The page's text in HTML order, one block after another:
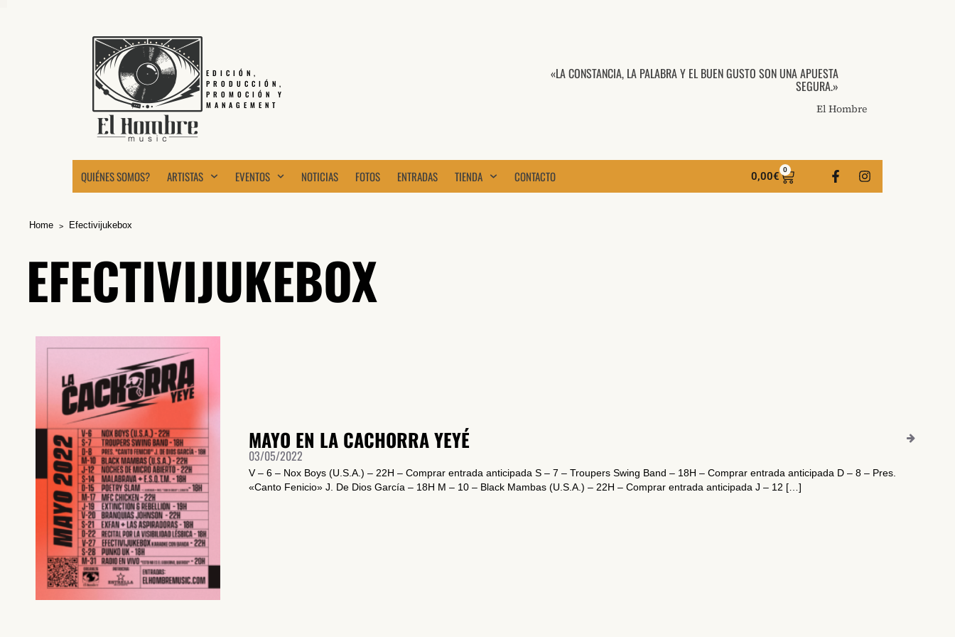
EDICIÓN,
PRODUCCIÓN,
PROMOCIÓN Y
MANAGEMENT
«LA CONSTANCIA, LA PALABRA Y EL BUEN GUSTO SON UNA APUESTA
SEGURA.»
El Hombre
QUIÉNES SOMOS? ARTISTAS EVENTOS NOTICIAS FOTOS ENTRADAS TIENDA CONTACTO 0,00€
0
Home Efectivijukebox
EFECTIVIJUKEBOX
MAYO EN LA CACHORRA YEYÉ
03/05/2022
V – 6 – Nox Boys (U.S.A.) – 22H – Comprar entrada anticipada S – 7 – Troupers Swing Band – 18H – Comprar entrada anticipada D – 8 – Pres.
«Canto Fenicio» J. De Dios García – 18H M – 10 – Black Mambas (U.S.A.) – 22H – Comprar entrada anticipada J – 12 […]
He leído y acepto la Política de Privacidad y la Nota Legal